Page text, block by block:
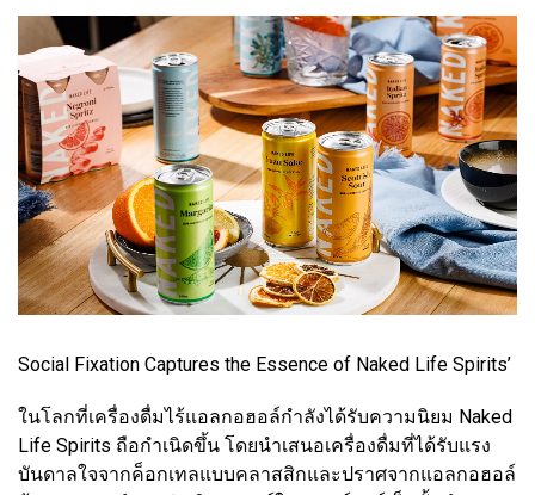
Social Fixation Captures the Essence of Naked Life Spirits’
ในโลกที่เครื่องดื่มไร้แอลกอฮอล์กำลังได้รับความนิยม Naked
Life Spirits ถือกำเนิดขึ้น โดยนำเสนอเครื่องดื่มที่ได้รับแรง
บันดาลใจจากค็อกเทลแบบคลาสสิกและปราศจากแอลกอฮอล์